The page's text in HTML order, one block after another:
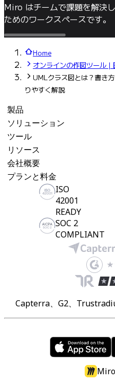
Miro はチームで課題を解決
ためのワークスペースです。
Home
オンラインの作図ツール |
UMLクラス図とは？書き
りやすく解説
製品
ソリューション
ツール
リソース
会社概要
プランと料金
ISO
42001
READY
SOC 2
COMPLIANT
Capterra、G2、